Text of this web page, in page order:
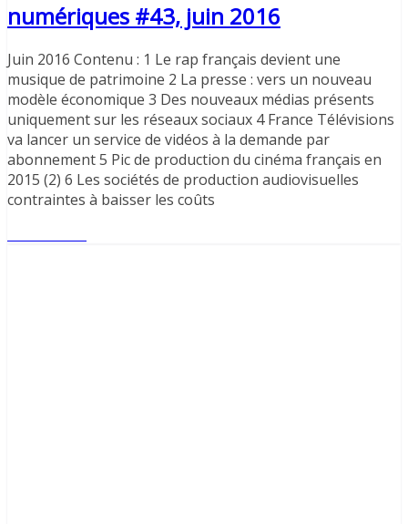
numériques #43, juin 2016
Juin 2016 Contenu : 1 Le rap français devient une
musique de patrimoine 2 La presse : vers un nouveau
modèle économique 3 Des nouveaux médias présents
uniquement sur les réseaux sociaux 4 France Télévisions
va lancer un service de vidéos à la demande par
abonnement 5 Pic de production du cinéma français en
2015 (2) 6 Les sociétés de production audiovisuelles
contraintes à baisser les coûts